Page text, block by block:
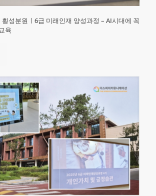
성분원ㅣ6급 미래인재 양성과정 – AI시대에 꼭
육